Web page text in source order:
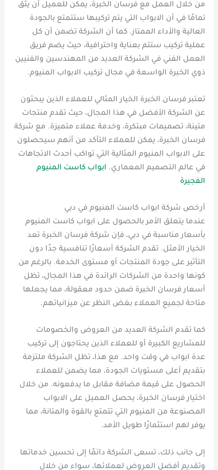
من خلال العمل مع فرسان الخبرة، يمكن للعميل أن يثق
تمامًا في أن الابواب التي يتم تركيبها ستتمتع بالجودة
العالية والأداء الممتاز. كما أن الشركة تضمن أن كل
عملية تركيب ستتم بعناية واحترافية، حيث يضم فريق
العمل الفني في الشركة العديد من المهندسين والفنيين
ذوي الخبرة الواسعة في مجال تركيب الابواب المنيوم.
تعتبر فرسان الخبرة الخيار المثالي للعملاء الذين يبحثون
عن الشركة الأفضل في هذا المجال، حيث تقدم منتجات
متينة، تصميمات مبتكرة، وخدمة عملاء متميزة. مع شركة
فرسان الخبرة، يمكن للعملاء التأكد من أنهم سيحصلون
على الابواب المنيوم المثالية التي تواكب أحدث الاتجاهات
في عالم التصميم المعماري. ابواب كاست المنيوم
الفجيرة
أرخص شركة ابواب كاست المنيوم في دبي
عندما يتعلق الأمر بالحصول على ابواب كاست المنيوم
بأسعار مناسبة في دبي، فإن شركة فرسان الخبرة تعد
الخيار الأمثل. تقدم الشركة أسعارًا تنافسية جدًا دون
التأثير على جودة المنتجات أو مستوى الخدمة. بالرغم من
كونها واحدة من الشركات الرائدة في هذا المجال، تظل
أسعار فرسان الخبرة ضمن حدود معقولة، مما يجعلها
متاحة لجميع العملاء بغض النظر عن ميزانياتهم.
كما تقدم الشركة العديد من العروض والخصومات
للمشاريع الكبيرة أو للعملاء الذين يحتاجون إلى تركيب
عدة ابواب في وقت واحد. مع هذا، تظل الشركة ملتزمة
بتقديم أعلى مستويات الجودة، مما يضمن للعملاء
الحصول على قيمة مضافة مقابل ما يدفعونه. من خلال
اختيار فرسان الخبرة، يحصل العميل على الابواب
المصنوعة من المنيوم التي تتمتع بالقوة والمتانة، مما
يوفر لهم استثمارًا طويل الأمد.
إلى جانب ذلك، تسعى الشركة دائمًا إلى تحسين خدماتها
وتقديم أفضل العروض لعملائها، سواء من خلال